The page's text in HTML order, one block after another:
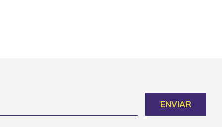
ENVIAR